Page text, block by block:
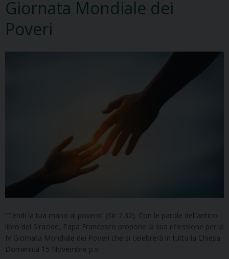
Giornata Mondiale dei
Poveri
“Tendi la tua mano al povero” (Sir 7,32). Con le parole dell’antico
libro del Siracide, Papa Francesco propone la sua riflessione per la
IV Giornata Mondiale dei Poveri che si celebrerà in tutta la Chiesa
Domenica 15 Novembre p.v.